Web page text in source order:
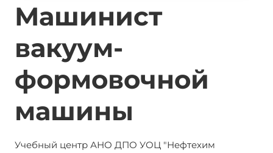
Машинист
вакуум-
формовочной
машины
Учебный центр АНО ДПО УОЦ "Нефтехим